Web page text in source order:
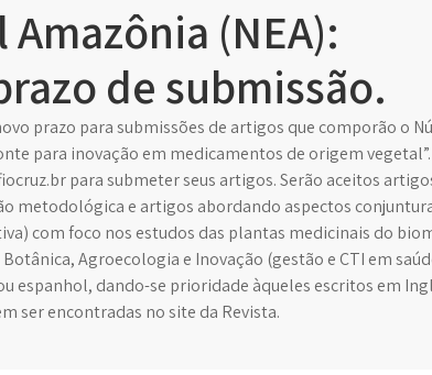
(NEA):
de submissão.
prazo para submissões de artigos que comporão o
para inovação em medicamentos de origem
para submeter seus artigos. Serão aceitos
metodológica e artigos abordando aspectos
com foco nos estudos das plantas medicinais do
Agroecologia e Inovação (gestão e CTI em
espanhol, dando-se prioridade àqueles escritos em
ser encontradas no site da Revista.